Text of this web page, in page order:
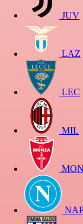
JUV
LAZ
LEC
MIL
MON